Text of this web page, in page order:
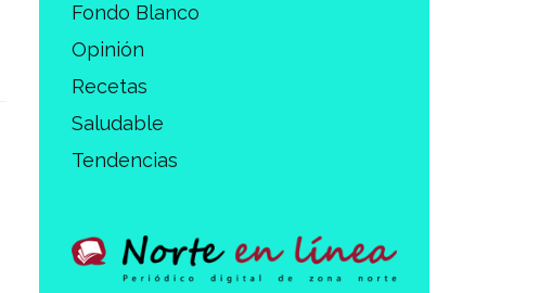
Fondo Blanco
Opinión
Recetas
Saludable
Tendencias